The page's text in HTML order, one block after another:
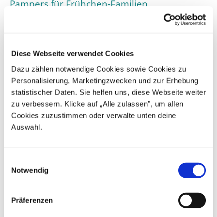
Diese Webseite verwendet Cookies
Dazu zählen notwendige Cookies sowie Cookies zu
Personalisierung, Marketingzwecken und zur Erhebung
statistischer Daten. Sie helfen uns, diese Webseite weiter
zu verbessern. Klicke auf „Alle zulassen", um allen
Cookies zuzustimmen oder verwalte unten deine
Auswahl.
Notwendig
Präferenzen
Pampers für Frühchen-Familien
Wenn ein Kind zu früh geboren wird, brauchen Eltern
besondere Fürsorge und Entlastung. Dank der
„Stiftung RTL – Wir helfen Kindern e.V.“ in Kooperation
mit Pampers kann wellcome gezielt dort helfen, wo
Unterstützung am dringendsten gebraucht wird.
Unsere Geschäftsführerin Ilsabe von Campenhausen
durfte ein